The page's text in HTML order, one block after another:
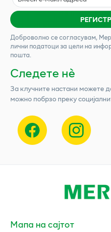
Доброволно се согласувам,
лични податоци за цели на
пошта.
Следете нѐ
За клучните настани можете
можно побрзо преку
Мапа на сајтот